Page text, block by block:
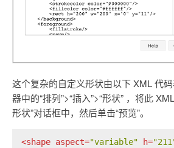
这个复杂的自定义形状由以下 XML 代
器中的“排列”>“插入”>“形状” ，将此
形状”对话框中，然后单击“预览”。
<shape aspect="variable" h=